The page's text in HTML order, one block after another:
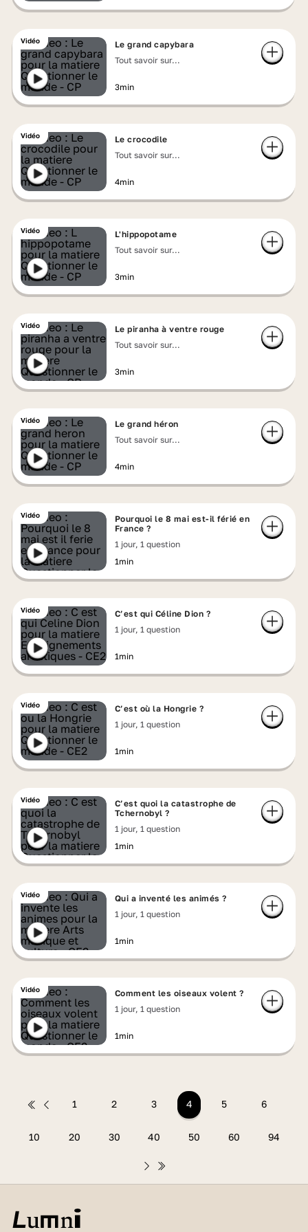
Vidéo
Le grand capybara
Tout savoir sur...
3min
Vidéo
Le crocodile
Tout savoir sur...
4min
Vidéo
L'hippopotame
Tout savoir sur...
3min
Vidéo
Le piranha à ventre rouge
Tout savoir sur...
3min
Vidéo
Le grand héron
Tout savoir sur...
4min
Vidéo
Pourquoi le 8 mai est-il férié en
France ?
1 jour, 1 question
1min
Vidéo
C’est qui Céline Dion ?
1 jour, 1 question
1min
Vidéo
C’est où la Hongrie ?
1 jour, 1 question
1min
Vidéo
C’est quoi la catastrophe de
Tchernobyl ?
1 jour, 1 question
1min
Vidéo
Qui a inventé les animés ?
1 jour, 1 question
1min
Vidéo
Comment les oiseaux volent ?
1 jour, 1 question
1min
1 2 3 4 5 6
10 20 30 40 50 60 94